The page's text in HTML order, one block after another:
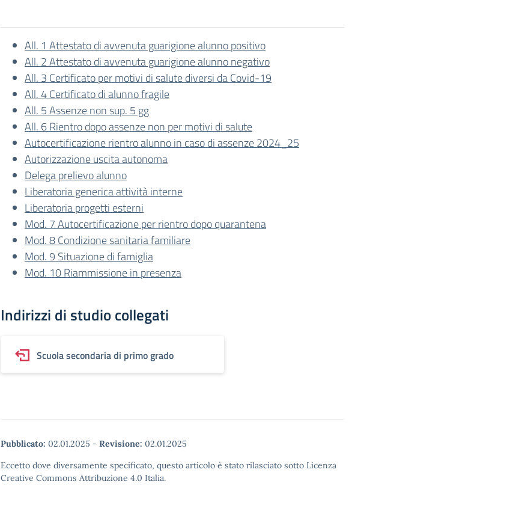
All. 1 Attestato di avvenuta guarigione alunno positivo
All. 2 Attestato di avvenuta guarigione alunno negativo
All. 3 Certificato per motivi di salute diversi da Covid-19
All. 4 Certificato di alunno fragile
All. 5 Assenze non sup. 5 gg
All. 6 Rientro dopo assenze non per motivi di salute
Autocertificazione rientro alunno in caso di assenze 2024_25
Autorizzazione uscita autonoma
Delega prelievo alunno
Liberatoria generica attività interne
Liberatoria progetti esterni
Mod. 7 Autocertificazione per rientro dopo quarantena
Mod. 8 Condizione sanitaria familiare
Mod. 9 Situazione di famiglia
Mod. 10 Riammissione in presenza
Indirizzi di studio collegati
Scuola secondaria di primo grado
Pubblicato: 02.01.2025 - Revisione: 02.01.2025
Eccetto dove diversamente specificato, questo articolo è stato rilasciato sotto Licenza
Creative Commons Attribuzione 4.0 Italia.